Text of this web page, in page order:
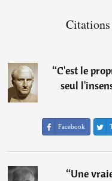
Citations
“C'est le
seul
Facebook
“Une